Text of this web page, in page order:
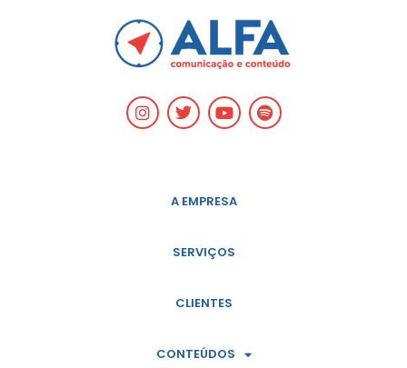
A EMPRESA
SERVIÇOS
CLIENTES
CONTEÚDOS